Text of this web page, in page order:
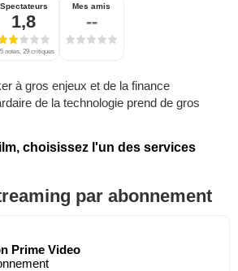
Spectateurs
1,8
notes, 29 critiques
Mes amis
--
à gros enjeux et de la finance
de la technologie prend de gros
choisissez l'un des services
par abonnement
Prime Video